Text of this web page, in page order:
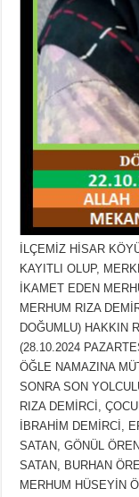
İLÇEMİZ HİSAR
KAYITLI OLUP,
İKAMET EDEN
MERHUM RIZA
DOĞUMLU) HAKKIN
(28.10.2024
ÖĞLE NAMAZINA
SONRA SON
RIZA DEMİRCİ,
İBRAHİM DEMİRCİ,
SATAN, GÖNÜL
SATAN, BURHAN
MERHUM HÜSEYİN